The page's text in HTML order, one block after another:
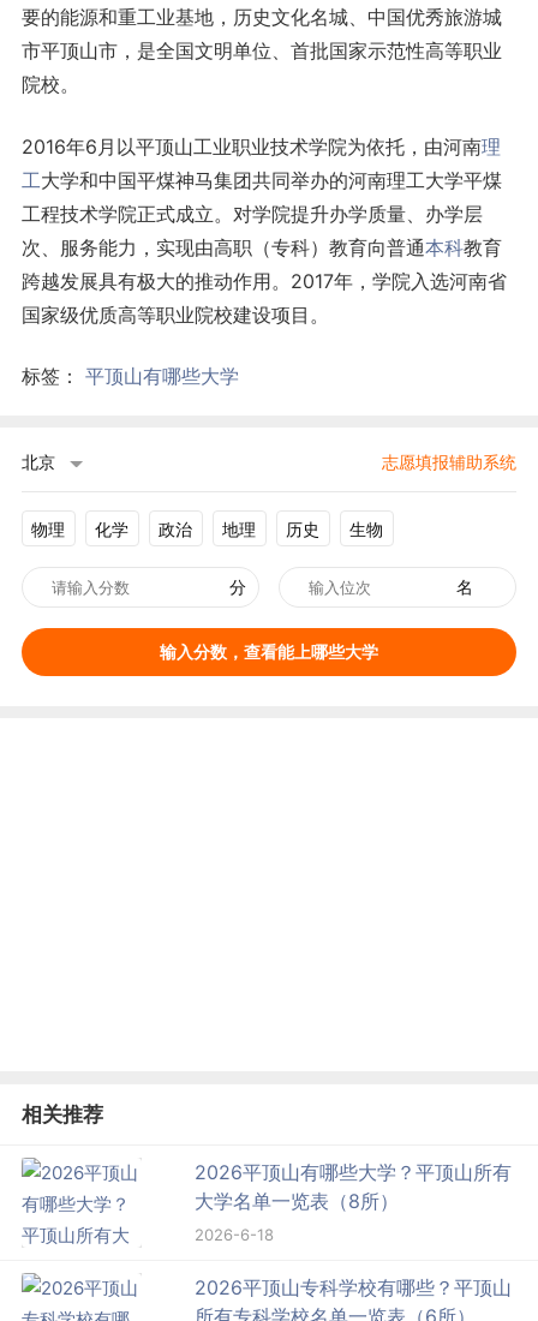
要的能源和重工业基地，历史文化名城、中国优秀旅游城
市平顶山市，是全国文明单位、首批国家示范性高等职业
院校。
2016年6月以平顶山工业职业技术学院为依托，由河南理
工大学和中国平煤神马集团共同举办的河南理工大学平煤
工程技术学院正式成立。对学院提升办学质量、办学层
次、服务能力，实现由高职（专科）教育向普通本科教育
跨越发展具有极大的推动作用。2017年，学院入选河南省
国家级优质高等职业院校建设项目。
标签： 平顶山有哪些大学
北京 志愿填报辅助系统
物理 化学 政治 地理 历史 生物
分 名
输入分数，查看能上哪些大学
相关推荐
2026平顶山有哪些大学？平顶山所有
大学名单一览表（8所）
2026-6-18
2026平顶山专科学校有哪些？平顶山